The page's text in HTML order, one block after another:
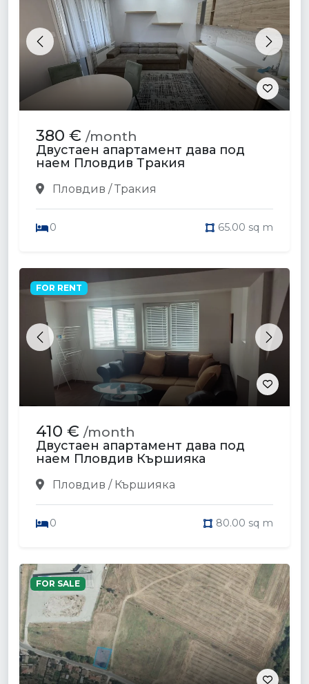
Previous Next
380 € /month
Двустаен апартамент дава под
наем Пловдив Тракия
Пловдив / Тракия
0 65.00 sq m
Previous Next
FOR RENT
410 € /month
Двустаен апартамент дава под
наем Пловдив Кършияка
Пловдив / Кършияка
0 80.00 sq m
FOR SALE